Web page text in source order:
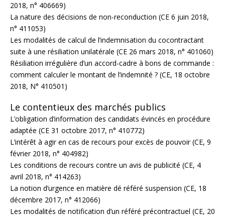
2018, n° 406669)
La nature des décisions de non-reconduction (CE 6 juin 2018,
n° 411053)
Les modalités de calcul de l’indemnisation du cocontractant
suite à une résiliation unilatérale (CE 26 mars 2018, n° 401060)
Résiliation irrégulière d’un accord-cadre à bons de commande :
comment calculer le montant de l’indemnité ? (CE, 18 octobre
2018, N° 410501)
Le contentieux des marchés publics
L’obligation d’information des candidats évincés en procédure
adaptée (CE 31 octobre 2017, n° 410772)
L’intérêt à agir en cas de recours pour excès de pouvoir (CE, 9
février 2018, n° 404982)
Les conditions de recours contre un avis de publicité (CE, 4
avril 2018, n° 414263)
La notion d’urgence en matière dé référé suspension (CE, 18
décembre 2017, n° 412066)
Les modalités de notification d’un référé précontractuel (CE, 20